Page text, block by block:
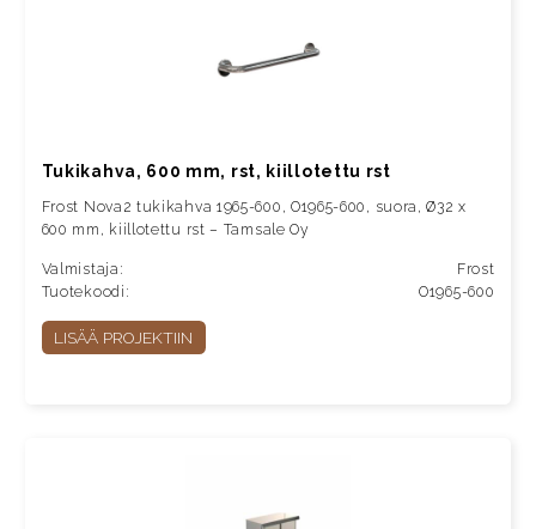
Tukikahva, 600 mm, rst, kiillotettu rst
Frost Nova2 tukikahva 1965-600, O1965-600, suora, Ø32 x
600 mm, kiillotettu rst – Tamsale Oy
Valmistaja:
Frost
Tuotekoodi:
O1965-600
LISÄÄ PROJEKTIIN